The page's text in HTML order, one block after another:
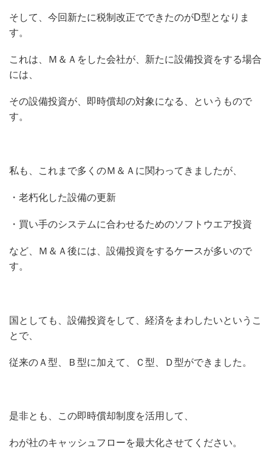
そして、今回新たに税制改正でできたのがD型となりま
す。
これは、Ｍ＆Ａをした会社が、新たに設備投資をする場合
には、
その設備投資が、即時償却の対象になる、というもので
す。
私も、これまで多くのＭ＆Ａに関わってきましたが、
・老朽化した設備の更新
・買い手のシステムに合わせるためのソフトウエア投資
など、Ｍ＆Ａ後には、設備投資をするケースが多いので
す。
国としても、設備投資をして、経済をまわしたいというこ
とで、
従来のＡ型、Ｂ型に加えて、Ｃ型、Ｄ型ができました。
是非とも、この即時償却制度を活用して、
わが社のキャッシュフローを最大化させてください。